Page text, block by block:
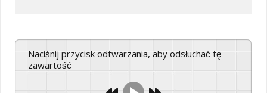
Naciśnij przycisk odtwarzania, aby odsłuchać tę
zawartość